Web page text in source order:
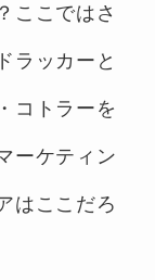
ここではさ
ラッカーと
コトラーを
ーケティン
はここだろ